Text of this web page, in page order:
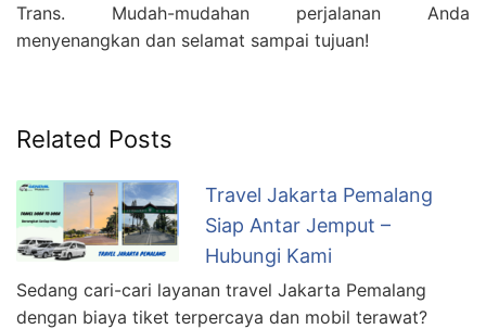
Trans. Mudah-mudahan perjalanan Anda
menyenangkan dan selamat sampai tujuan!
Related Posts
Travel Jakarta Pemalang
Siap Antar Jemput –
Hubungi Kami
Sedang cari-cari layanan travel Jakarta Pemalang
dengan biaya tiket terpercaya dan mobil terawat?